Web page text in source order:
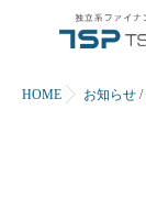
HOME お知らせ /